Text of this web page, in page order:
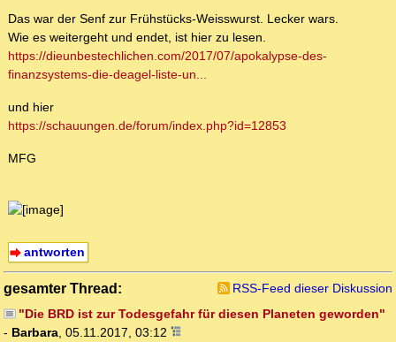
Das war der Senf zur Frühstücks-Weisswurst. Lecker wars.
Wie es weitergeht und endet, ist hier zu lesen.
https://dieunbestechlichen.com/2017/07/apokalypse-des-
finanzsystems-die-deagel-liste-un...
und hier
https://schauungen.de/forum/index.php?id=12853
MFG
antworten
gesamter Thread:
RSS-Feed dieser Diskussion
"Die BRD ist zur Todesgefahr für diesen Planeten geworden"
- Barbara, 05.11.2017, 03:12